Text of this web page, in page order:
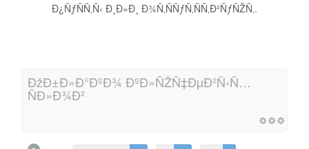
Ð¿ÑƒÑÑ‚Ñ‹ Ð¸Ð»Ð¸ Ð¾Ñ‚ÑÑƒÑ‚ÑÑ‚Ð²ÑƒÑŽÑ‚.
ÐžÐ±Ð»Ð°ÐºÐ¾ ÐºÐ»ÑŽÑ‡ÐµÐ²Ñ‹Ñ…
ÑÐ»Ð¾Ð²